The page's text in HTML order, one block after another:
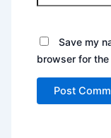
Save my
browser for